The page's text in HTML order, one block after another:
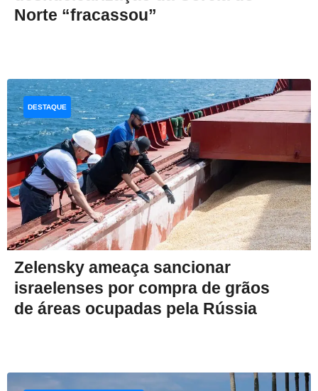
Norte “fracassou”
Zelensky ameaça sancionar
israelenses por compra de grãos
de áreas ocupadas pela Rússia
DESTAQUE